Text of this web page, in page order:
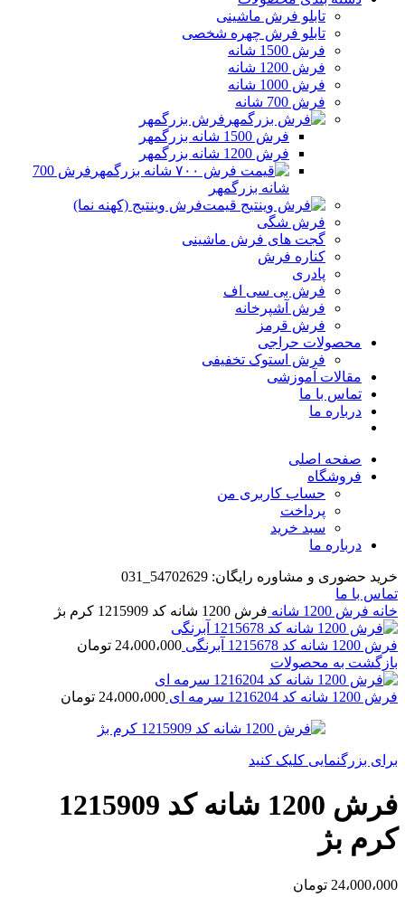
تابلو فرش ماشینی
تابلو فرش چهره شخصی
فرش 1500 شانه
فرش 1200 شانه
فرش 1000 شانه
فرش 700 شانه
فرش بزرگمهر
فرش 1500 شانه بزرگمهر
فرش 1200 شانه بزرگمهر
فرش 700
شانه بزرگمهر
فرش وینتیج (کهنه نما)
فرش شگی
گجت های فرش ماشینی
کناره فرش
پادری
فرش بی سی اف
فرش آشپرخانه
فرش قرمز
محصولات حراجی
فرش استوک تخفیفی
مقالات آموزشی
تماس با ما
درباره ما
صفحه اصلی
فروشگاه
حساب کاربری من
پرداخت
سبد خرید
درباره ما
خرید حضوری و مشاوره رایگان: 54702629_031
تماس با ما
خانه فرش 1200 شانه فرش 1200 شانه کد 1215909 کرم بژ
فرش 1200 شانه کد 1215678 آبرنگی 24،000،000 تومان
بازگشت به محصولات
فرش 1200 شانه کد 1216204 سرمه ای 24،000،000 تومان
برای بزرگنمایی کلیک کنید
فرش 1200 شانه کد 1215909
کرم بژ
24،000،000 تومان